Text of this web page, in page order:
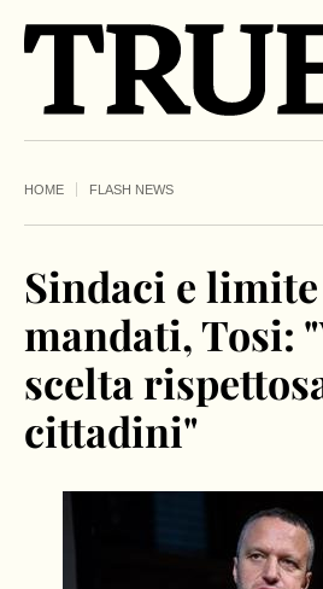
HOME FLASH NEWS
Sindaci e
mandati, Tosi:
scelta
cittadini"